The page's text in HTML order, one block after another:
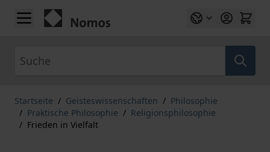
Zum Inhalt springen
Startseite / Geisteswissenschaften / Philosophie
/ Praktische Philosophie / Religionsphilosophie
/ Frieden in Vielfalt